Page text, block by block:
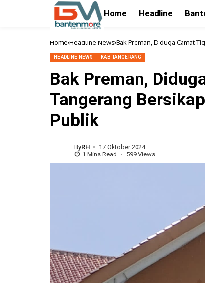
Home Headline
Home Headline News Bak Preman, Diduga Camat
HEADLINE NEWS KAB TANGERANG
Bak Preman,
Tangerang
Publik
ByRH
17 Oktober 2024
1 Mins Read
599 Views